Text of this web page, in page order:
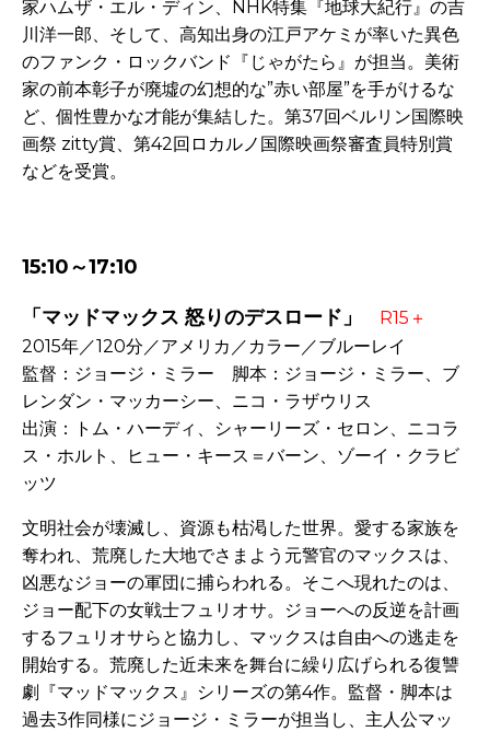
家ハムザ・エル・ディン、NHK特集『地球大紀行』の吉
川洋一郎、そして、高知出身の江戸アケミが率いた異色
のファンク・ロックバンド『じゃがたら』が担当。美術
家の前本彰子が廃墟の幻想的な”赤い部屋”を手がけるな
ど、個性豊かな才能が集結した。第37回ベルリン国際映
画祭 zitty賞、第42回ロカルノ国際映画祭審査員特別賞
などを受賞。
15:10～17:10
「マッドマックス 怒りのデスロード」
R15＋
2015年／120分／アメリカ／カラー／ブルーレイ
監督：ジョージ・ミラー 脚本：ジョージ・ミラー、ブ
レンダン・マッカーシー、ニコ・ラザウリス
出演：トム・ハーディ、シャーリーズ・セロン、ニコラ
ス・ホルト、ヒュー・キース＝バーン、ゾーイ・クラビ
ッツ
文明社会が壊滅し、資源も枯渇した世界。愛する家族を
奪われ、荒廃した大地でさまよう元警官のマックスは、
凶悪なジョーの軍団に捕らわれる。そこへ現れたのは、
ジョー配下の女戦士フュリオサ。ジョーへの反逆を計画
するフュリオサらと協力し、マックスは自由への逃走を
開始する。荒廃した近未来を舞台に繰り広げられる復讐
劇『マッドマックス』シリーズの第4作。監督・脚本は
過去3作同様にジョージ・ミラーが担当し、主人公マッ